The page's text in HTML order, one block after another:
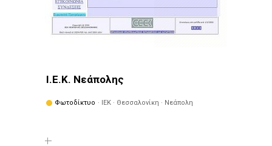
Ι.Ε.Κ. Νεάπολης
Φωτοδίκτυο · ΙΕΚ · Θεσσαλονίκη · Νεάπολη